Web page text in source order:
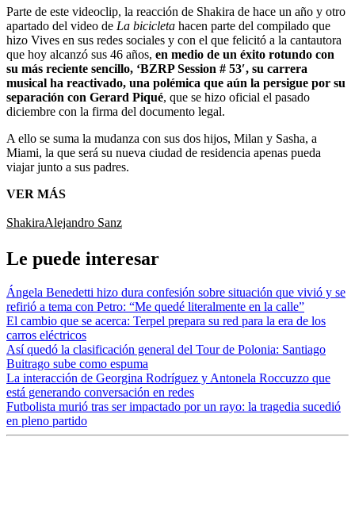
Parte de este videoclip, la reacción de Shakira de hace un año y otro
apartado del video de La bicicleta hacen parte del compilado que
hizo Vives en sus redes sociales y con el que felicitó a la cantautora
que hoy alcanzó sus 46 años, en medio de un éxito rotundo con
su más reciente sencillo, ‘BZRP Session # 53′, su carrera
musical ha reactivado, una polémica que aún la persigue por su
separación con Gerard Piqué, que se hizo oficial el pasado
diciembre con la firma del documento legal.
A ello se suma la mudanza con sus dos hijos, Milan y Sasha, a
Miami, la que será su nueva ciudad de residencia apenas pueda
viajar junto a sus padres.
VER MÁS
ShakiraAlejandro Sanz
Le puede interesar
Ángela Benedetti hizo dura confesión sobre situación que vivió y se
refirió a tema con Petro: “Me quedé literalmente en la calle”
El cambio que se acerca: Terpel prepara su red para la era de los
carros eléctricos
Así quedó la clasificación general del Tour de Polonia: Santiago
Buitrago sube como espuma
La interacción de Georgina Rodríguez y Antonela Roccuzzo que
está generando conversación en redes
Futbolista murió tras ser impactado por un rayo: la tragedia sucedió
en pleno partido